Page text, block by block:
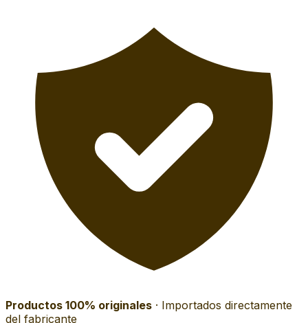
Productos 100% originales · Importados directamente
del fabricante